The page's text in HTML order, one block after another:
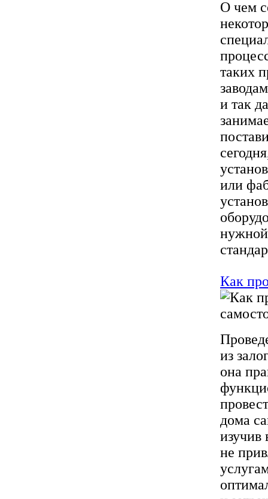
О чем
таких
и так
или
нужной
Как
из
она
дома
изучив
не